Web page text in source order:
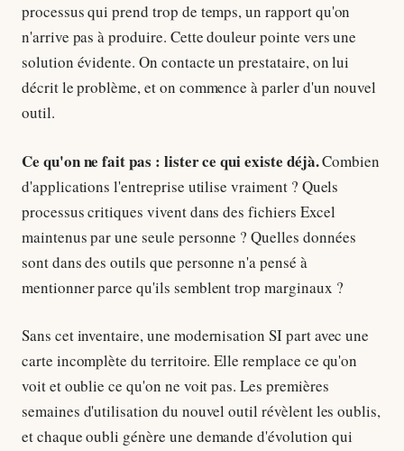
processus qui prend trop de temps, un rapport qu'on
n'arrive pas à produire. Cette douleur pointe vers une
solution évidente. On contacte un prestataire, on lui
décrit le problème, et on commence à parler d'un nouvel
outil.
Ce qu'on ne fait pas : lister ce qui existe déjà.Combien
d'applications l'entreprise utilise vraiment ? Quels
processus critiques vivent dans des fichiers Excel
maintenus par une seule personne ? Quelles données
sont dans des outils que personne n'a pensé à
mentionner parce qu'ils semblent trop marginaux ?
Sans cet inventaire, une modernisation SI part avec une
carte incomplète du territoire. Elle remplace ce qu'on
voit et oublie ce qu'on ne voit pas. Les premières
semaines d'utilisation du nouvel outil révèlent les oublis,
et chaque oubli génère une demande d'évolution qui